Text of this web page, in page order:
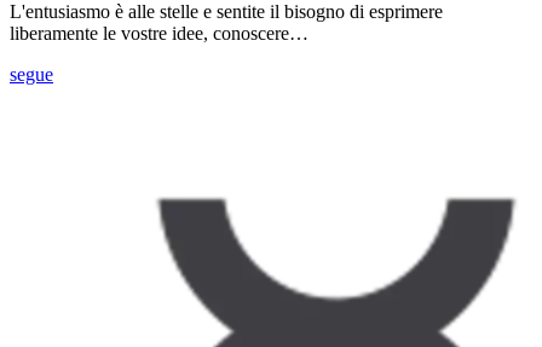
L'entusiasmo è alle stelle e sentite il bisogno di esprimere
liberamente le vostre idee, conoscere…
segue